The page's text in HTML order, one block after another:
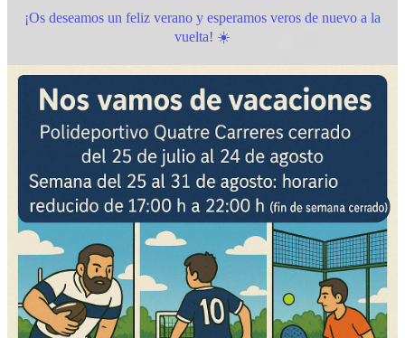
¡Os deseamos un feliz verano y esperamos veros de nuevo a la
vuelta! ☀️